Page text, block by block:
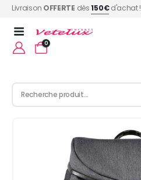
Livraison OFFERTE dès150€d'achat !
0